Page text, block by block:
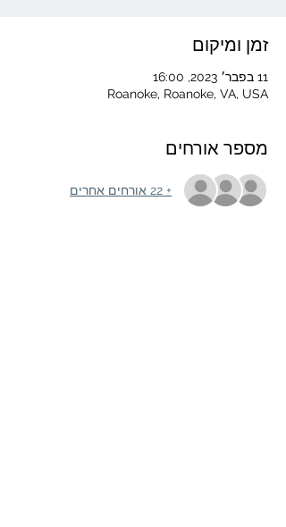
זמן ומיקום
11 בפבר׳ 2023, 16:00
Roanoke, Roanoke, VA, USA
מספר אורחים
+ 22 אורחים אחרים